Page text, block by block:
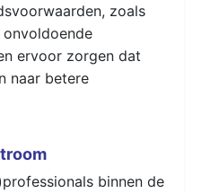
zoals
ervoor zorgen dat
naar betere
binnen de